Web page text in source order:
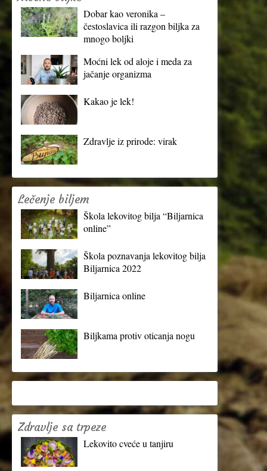
Dobar kao veronika –
čestoslavica ili razgon biljka za
mnogo boljki
Moćni lek od aloje i meda za
jačanje organizma
Kakao je lek!
Zdravlje iz prirode: virak
Lečenje biljem
Škola lekovitog bilja “Biljarnica
online”
Škola poznavanja lekovitog bilja
Biljarnica 2022
Biljarnica online
Biljkama protiv oticanja nogu
Zdravlje sa trpeze
Lekovito cveće u tanjiru